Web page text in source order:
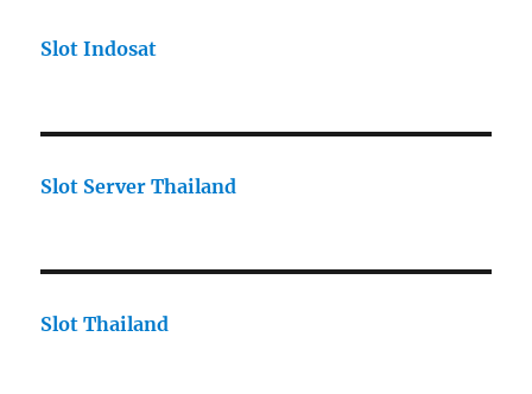
Slot Indosat
Slot Server Thailand
Slot Thailand